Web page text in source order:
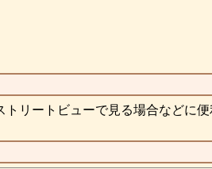
トリートビューで見る場合などに